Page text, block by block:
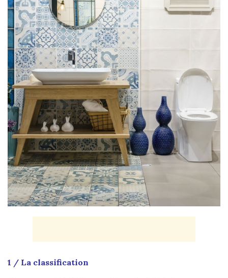
1 / La classification